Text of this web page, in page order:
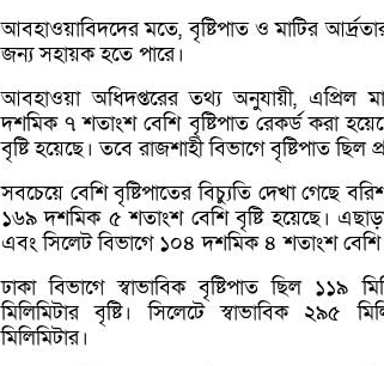
আবহাওয়াবিদদের মতে, বৃষ্টিপাত ও মাটির
জন্য সহায়ক হতে পারে।
আবহাওয়া অধিদপ্তরের তথ্য অনুযায়ী, এপ্রিল
দশমিক ৭ শতাংশ বেশি বৃষ্টিপাত রেকর্ড করা
বৃষ্টি হয়েছে। তবে রাজশাহী বিভাগে বৃষ্টিপাত ছিল
সবচেয়ে বেশি বৃষ্টিপাতের বিচ্যুতি দেখা গেছে
১৬৯ দশমিক ৫ শতাংশ বেশি বৃষ্টি হয়েছে।
এবং সিলেট বিভাগে ১০৪ দশমিক ৪ শতাংশ বেশি
ঢাকা বিভাগে স্বাভাবিক বৃষ্টিপাত ছিল ১১৯
মিলিমিটার বৃষ্টি। সিলেটে স্বাভাবিক ২৯৫
মিলিমিটার।